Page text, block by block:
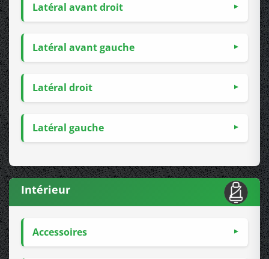
Latéral avant droit
Latéral avant gauche
Latéral droit
Latéral gauche
Intérieur
Accessoires